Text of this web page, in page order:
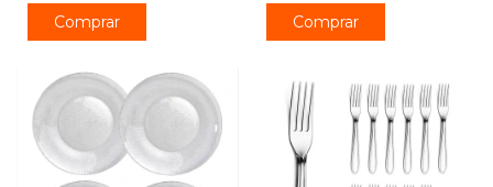
Comprar Comprar